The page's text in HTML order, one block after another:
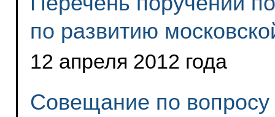
по развитию
12 апреля 2012 года
Совещание по вопросу